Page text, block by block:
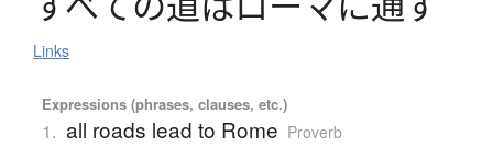
Links
Expressions (phrases, clauses, etc.)
1. all roads lead to Rome Proverb